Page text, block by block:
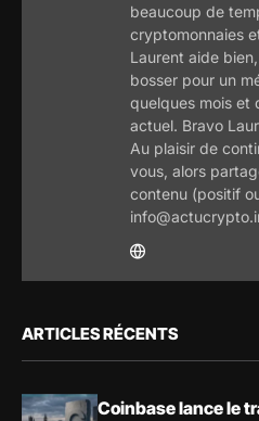
beaucoup de
cryptomonnaies
Laurent aide
bosser pour un
quelques mois et
actuel. Bravo
Au plaisir de
vous, alors
contenu (positif
ARTICLES RÉCENTS
Coinbase lance le